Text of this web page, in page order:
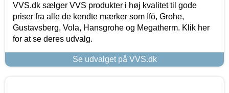
VVS.dk sælger VVS produkter i høj kvalitet til gode
priser fra alle de kendte mærker som Ifö, Grohe,
Gustavsberg, Vola, Hansgrohe og Megatherm. Klik her
for at se deres udvalg.
Se udvalget på VVS.dk